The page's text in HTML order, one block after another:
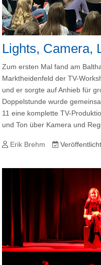
Lights, Camera,
Zum ersten Mal fand am
Marktheidenfeld der TV-
und er sorgte auf Anhieb für
Doppelstunde wurde
11 eine komplette TV-
und Ton über Kamera und
Erik Brehm